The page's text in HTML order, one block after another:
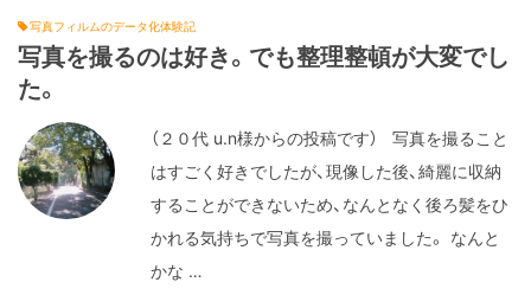
写真フィルムのデータ化体験記
写真を撮るのは好き。でも整理整頓が大変でし
た。
（２０代 u.n様からの投稿です） 写真を撮ること
はすごく好きでしたが、現像した後、綺麗に収納
することができないため、なんとなく後ろ髪をひ
かれる気持ちで写真を撮っていました。 なんと
かな …